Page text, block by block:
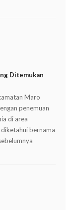
Ditemukan
Maro
penemuan
di area
bernama